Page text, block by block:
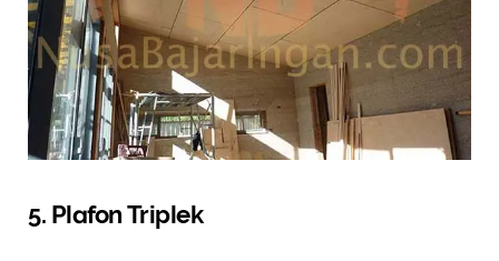
5. Plafon Triplek